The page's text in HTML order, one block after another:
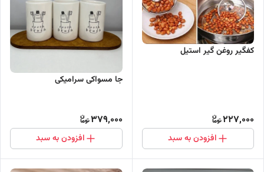
کفگیر روغن گیر استیل
227,000
افزودن به سبد
جا مسواکی سرامیکی
379,000
افزودن به سبد